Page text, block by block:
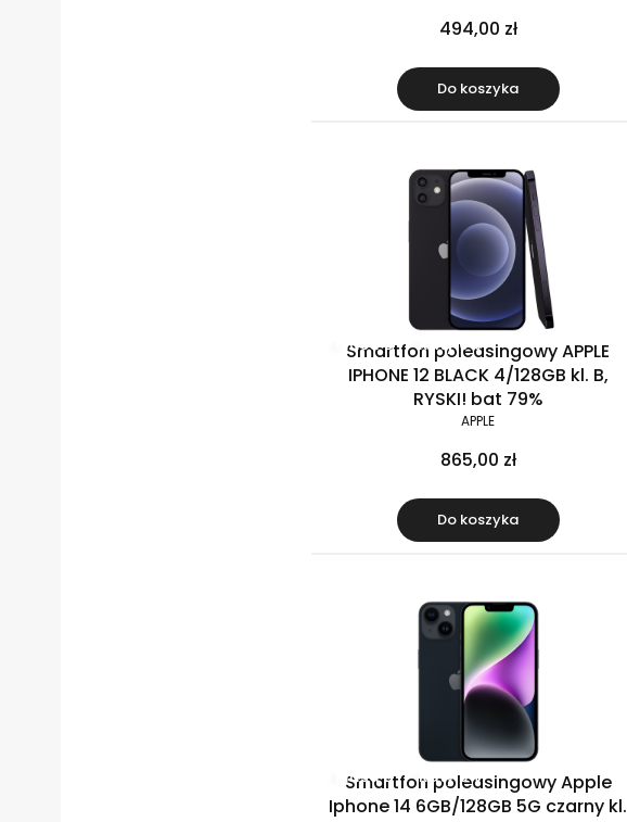
494,00 zł
Do koszyka
Klasa B Raty 0%
Smartfon poleasingowy APPLE
IPHONE 12 BLACK 4/128GB kl. B,
RYSKI! bat 79%
APPLE
865,00 zł
Do koszyka
Klasa B Raty 0%
Smartfon poleasingowy Apple
Iphone 14 6GB/128GB 5G czarny kl.